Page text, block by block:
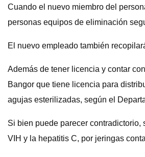
Cuando el nuevo miembro del
personas equipos de eliminación
El nuevo empleado también
Además de tener licencia y contar
Bangor que tiene licencia para
agujas esterilizadas, según el
Si bien puede parecer
VIH y la hepatitis C, por jeringas